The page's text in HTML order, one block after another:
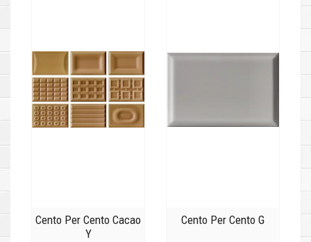
Cento Per Cento Cacao
Y
Cento Per Cento G